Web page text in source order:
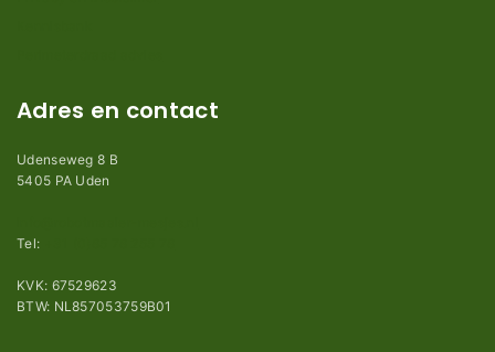
Adres en contact
Udenseweg 8 B
5405 PA Uden
Tel:
KVK: 67529623
BTW: NL857053759B01